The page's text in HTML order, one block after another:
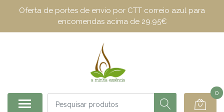
Oferta de portes de envio por CTT correio azul para
encomendas acima de 29.95€
0